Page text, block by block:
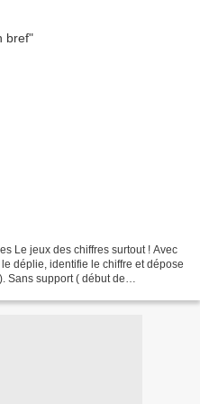
Le jeux des chiffres surtout ! Avec
déplie, identifie le chiffre et dépose
Sans support ( début de